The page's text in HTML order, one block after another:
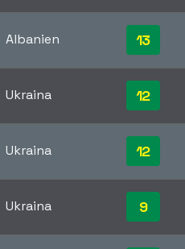
Albanien 13
Ukraina 12
Ukraina 12
Ukraina 9